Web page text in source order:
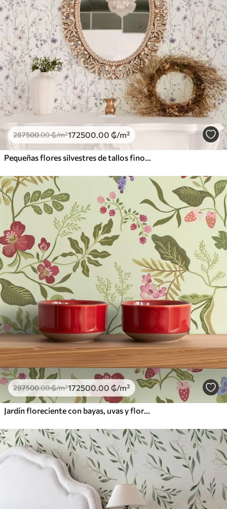
287500.00₲/m²172500.00 ₲/m²
Pequeñas flores silvestres de tallos finos sobre fondo claro
287500.00₲/m²172500.00 ₲/m²
Jardín floreciente con bayas, uvas y flores silvestres